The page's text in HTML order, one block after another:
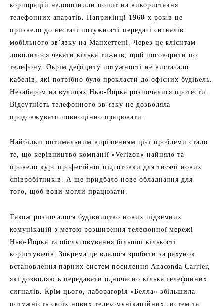
корпорацій недооцінили попит на використання
телефонних апаратів. Наприкінці 1960-х років це
призвело до нестачі потужності передачі сигналів
мобільного зв’язку на Манхеттені. Через це клієнтам
доводилося чекати кілька тижнів, щоб поговорити по
телефону. Окрім дефіциту потужності не вистачало
кабелів, які потрібно було прокласти до офісних будівель.
Незабаром на вулицях Нью-Йорка розпочалися протести.
Відсутність телефонного зв’язку не дозволяла
продовжувати повноцінно працювати.
Найбільш оптимальним вирішенням цієї проблеми стало
те, що керівництво компанії «Verizon» найняло та
провело курс професійної підготовки для тисячі нових
співробітників. А ще придбало нове обладнання для
того, щоб вони могли працювати.
Також розпочалося будівництво нових підземних
комунікацій з метою розширення телефонної мережі
Нью-Йорка та обслуговування більшої кількості
користувачів. Зокрема це вдалося зробити за рахунок
встановлення парних систем посилення Anaconda Carrier,
які дозволяють передавати одночасно кілька телефонних
сигналів. Крім цього, лабораторія «Белла» збільшила
потужність своїх нових телекомунікаційних систем та